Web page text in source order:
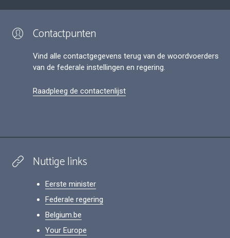
Contactpunten
Vind alle contactgegevens terug van de woordvoerders
van de federale instellingen en regering.
Raadpleeg de contactenlijst
Nuttige links
Eerste minister
Federale regering
Belgium.be
Your Europe